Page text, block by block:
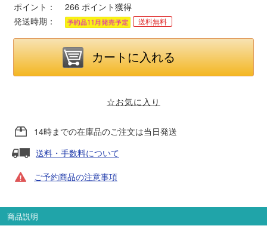
トラムウェイ
天賞堂
TTC
セール品・キャンペーン
セール商品
走行エリア別 鉄道模型車両リスト
ポイント：
266 ポイント獲得
発送時期：
送料無料
☆お気に入り
14時までの在庫品のご注文は当日発送
送料・手数料について
ご予約商品の注意事項
商品説明